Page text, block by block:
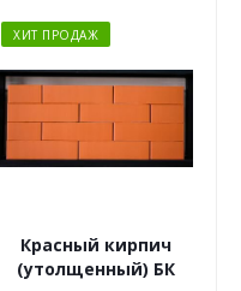
ХИТ ПРОДАЖ
Красный кирпич
(утолщенный) БК